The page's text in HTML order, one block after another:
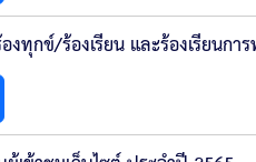
ะจำเดือน GPS
จัดจ้าง
จริยธรรม
งทุกข์/ร้องเรียน และร้องเรียนก